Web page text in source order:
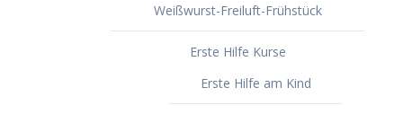
Weißwurst-Freiluft-Frühstück
Erste Hilfe Kurse
Erste Hilfe am Kind